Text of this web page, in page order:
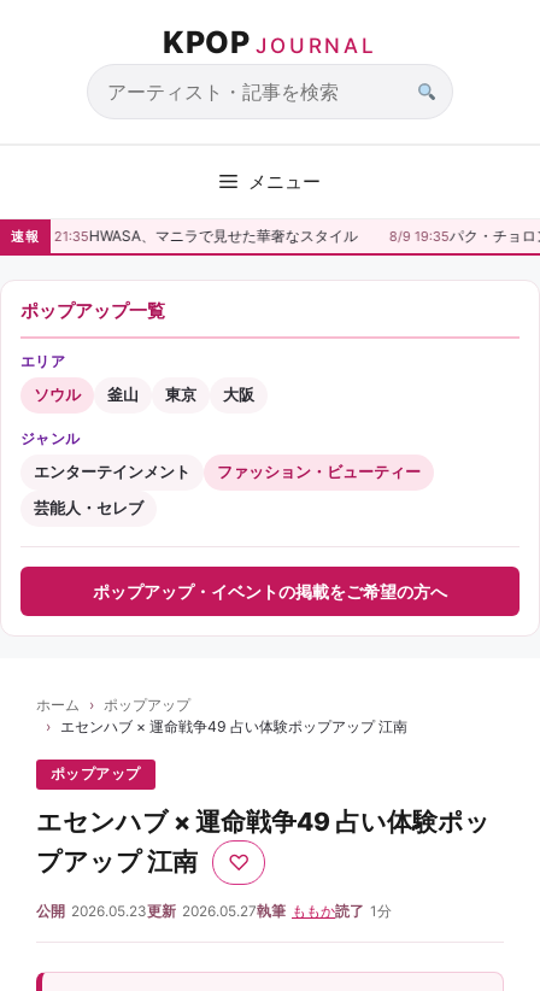
キ
ッ
プ
KPOP JOURNAL
サ
検
索
メニュー
速報8/9 21:35HWASA、マニラで見せた華奢なスタイル 8/9 19:35パク・チョロ
ポップアップ一覧
エリア
ソウル 釜山 東京 大阪
ジャンル
エンターテインメント
ファッション・ビューティー
芸能人・セレブ
ポップアップ・イベントの掲載をご希望の方へ
ホーム
ポップアップ
エセンハブ × 運命戦争49 占い体験ポップアップ 江南
ポップアップ
エセンハブ × 運命戦争49 占い体験ポッ
プアップ 江南
♡
公開 2026.05.23更新 2026.05.27執筆 ももか読了 1分